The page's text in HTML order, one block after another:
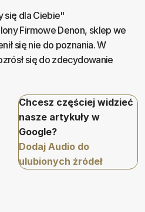
się dla Ciebie"
Firmowe Denon, sklep we
się nie do poznania. W
się do zdecydowanie
Chcesz częściej widzieć
nasze artykuły w
Google?
Dodaj Audio do
ulubionych źródeł